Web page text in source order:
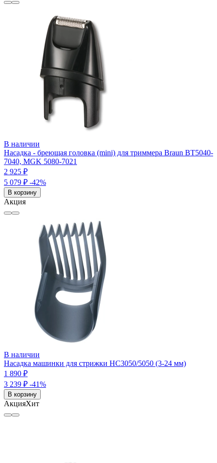
В наличии
Насадка - бреющая головка (mini) для триммера Braun BT5040-
7040, MGK 5080-7021
2 925 ₽
5 079 ₽ -42%
В корзину
Акция
В наличии
Насадка машинки для стрижки HC3050/5050 (3-24 мм)
1 890 ₽
3 239 ₽ -41%
В корзину
АкцияХит